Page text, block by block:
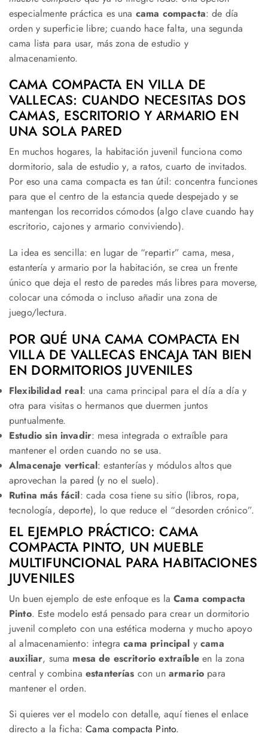
especialmente práctica es una cama compacta: de día
orden y superficie libre; cuando hace falta, una segunda
cama lista para usar, más zona de estudio y
almacenamiento.
CAMA COMPACTA EN VILLA DE
VALLECAS: CUANDO NECESITAS DOS
CAMAS, ESCRITORIO Y ARMARIO EN
UNA SOLA PARED
En muchos hogares, la habitación juvenil funciona como
dormitorio, sala de estudio y, a ratos, cuarto de invitados.
Por eso una cama compacta es tan útil: concentra funciones
para que el centro de la estancia quede despejado y se
mantengan los recorridos cómodos (algo clave cuando hay
escritorio, cajones y armario conviviendo).
La idea es sencilla: en lugar de “repartir” cama, mesa,
estantería y armario por la habitación, se crea un frente
único que deja el resto de paredes más libres para moverse,
colocar una cómoda o incluso añadir una zona de
juego/lectura.
POR QUÉ UNA CAMA COMPACTA EN
VILLA DE VALLECAS ENCAJA TAN BIEN
EN DORMITORIOS JUVENILES
Flexibilidad real: una cama principal para el día a día y
otra para visitas o hermanos que duermen juntos
puntualmente.
Estudio sin invadir: mesa integrada o extraíble para
mantener el orden cuando no se usa.
Almacenaje vertical: estanterías y módulos altos que
aprovechan la pared (y no el suelo).
Rutina más fácil: cada cosa tiene su sitio (libros, ropa,
tecnología, deporte), lo que reduce el “desorden crónico”.
EL EJEMPLO PRÁCTICO: CAMA
COMPACTA PINTO, UN MUEBLE
MULTIFUNCIONAL PARA HABITACIONES
JUVENILES
Un buen ejemplo de este enfoque es laCama compacta
Pinto. Este modelo está pensado para crear un dormitorio
juvenil completo con una estética moderna y mucho apoyo
al almacenamiento: integracama principal ycama
auxiliar, suma mesa de escritorio extraíbleen la zona
central y combina estanterías con un armario para
mantener el orden.
Si quieres ver el modelo con detalle, aquí tienes el enlace
directo a la ficha:Cama compacta Pinto.